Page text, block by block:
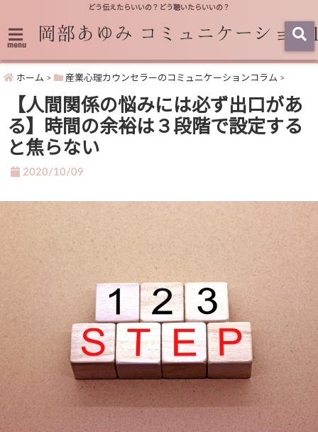
どう伝えたらいいの？どう聴いたらいいの？
menu
ホーム > 産業心理カウンセラーのコミュニケーションコラム >
【人間関係の悩みには必ず出口があ
る】時間の余裕は３段階で設定する
と焦らない
2020/10/09